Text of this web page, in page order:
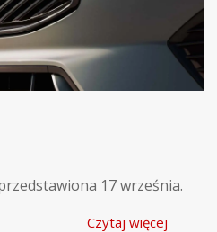
17 września.
Czytaj więcej